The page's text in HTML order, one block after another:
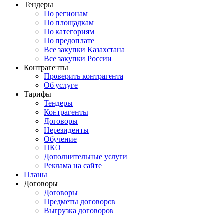
Тендеры
По регионам
По площадкам
По категориям
По предоплате
Все закупки Казахстана
Все закупки России
Контрагенты
Проверить контрагента
Об услуге
Тарифы
Тендеры
Контрагенты
Договоры
Нерезиденты
Обучение
ПКО
Дополнительные услуги
Реклама на сайте
Планы
Договоры
Договоры
Предметы договоров
Выгрузка договоров